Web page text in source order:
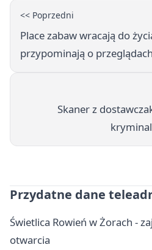
<< Poprzedni
Place zabaw wracają do
przypominają o przeglądach
Skaner z
Przydatne dane
Świetlica Rowień w Żorach -
otwarcia